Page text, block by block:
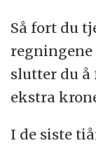
Så fort du
regningene
slutter du å
ekstra
I de siste